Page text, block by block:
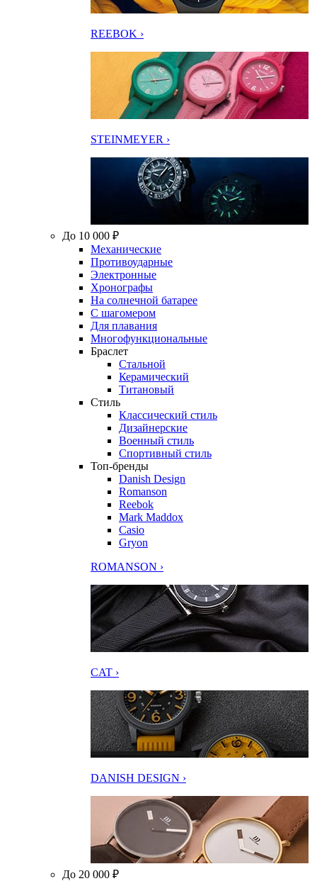
REEBOK ›
STEINMEYER ›
До 10 000 ₽
Механические
Противоударные
Электронные
Хронографы
На солнечной батарее
С шагомером
Для плавания
Многофункциональные
Браслет
Стальной
Керамический
Титановый
Стиль
Классический стиль
Дизайнерские
Военный стиль
Спортивный стиль
Топ-бренды
Danish Design
Romanson
Reebok
Mark Maddox
Casio
Gryon
ROMANSON ›
CAT ›
DANISH DESIGN ›
До 20 000 ₽